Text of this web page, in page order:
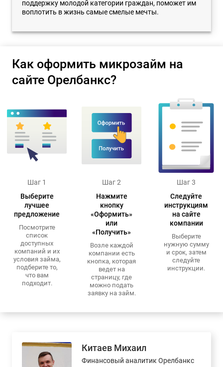
поддержку молодой категории граждан, поможет им
воплотить в жизнь самые смелые мечты.
Как оформить микрозайм на
сайте Орелбанкс?
Шаг 1
Выберите
лучшее
предложение
Посмотрите
список
доступных
компаний и их
условия займа,
подберите то,
что вам
подходит.
Шаг 2
Нажмите
кнопку
«Оформить»
или
«Получить»
Возле каждой
компании есть
кнопка, которая
ведет на
страницу, где
можно подать
заявку на займ.
Шаг 3
Следуйте
инструкциям
на сайте
компании
Выберите
нужную сумму
и срок, затем
следуйте
инструкции.
Китаев Михаил
Финансовый аналитик Орелбанкс